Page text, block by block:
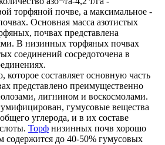
торфяной почве, а максимальное -
Основная масса азотистых
почвах представлена
В низинных торфяных почвах
соединений сосредоточена в
которое составляет основную часть
представлено преимущественно
лигнином и воскосмолами.
гумусовые вещества
углерода, и в их составе
Торф низинных почв хорошо
до 40-50% гумусовых